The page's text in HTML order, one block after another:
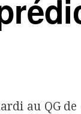
au QG